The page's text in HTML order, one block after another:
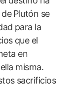
Plutón se
para la
que el
en
misma.
sacrificios